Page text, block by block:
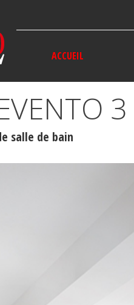
ACCUEIL
3
salle de bain